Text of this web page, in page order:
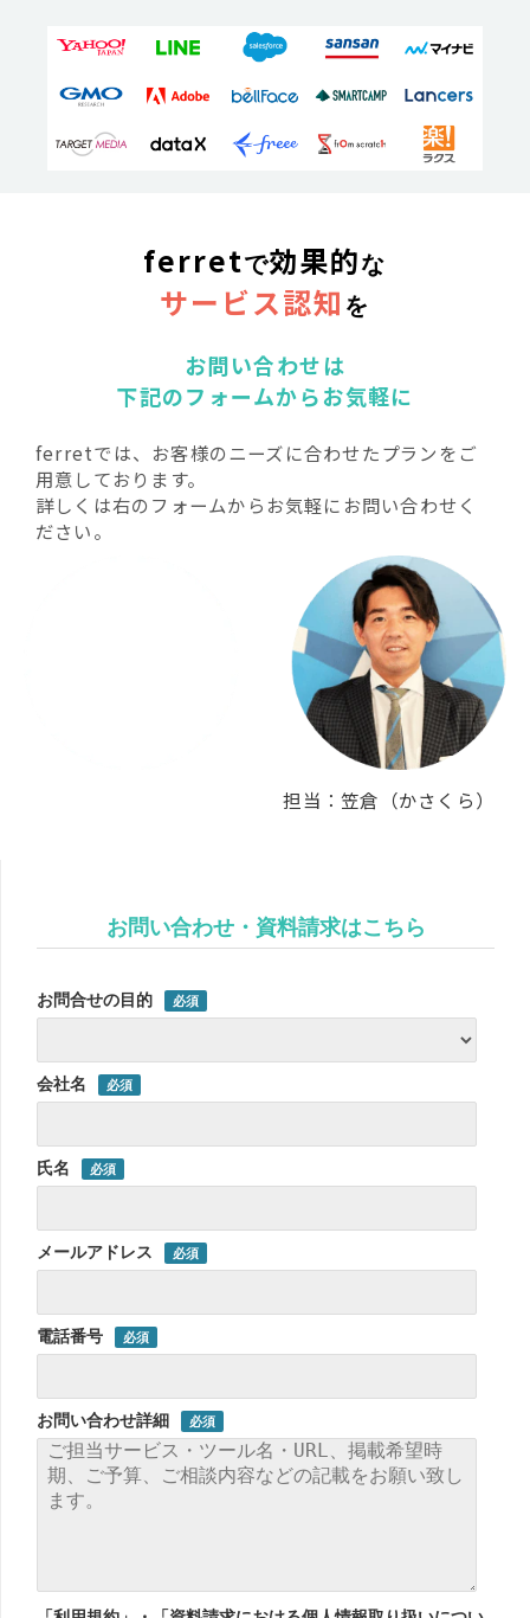
ferretで効果的な
サービス認知 を
お問い合わせは
下記のフォームからお気軽に
ferretでは、お客様のニーズに合わせたプランをご
用意しております。
詳しくは右のフォームからお気軽にお問い合わせく
ださい。
担当：笠倉（かさくら）
お問い合わせ・資料請求はこちら
お問合せの目的
会社名
氏名
メールアドレス
電話番号
お問い合わせ詳細